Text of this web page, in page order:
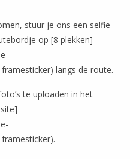
stuur je ons een selfie
op [8 plekken]
langs de route.
te uploaden in het